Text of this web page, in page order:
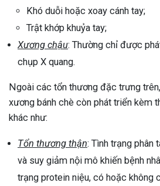
Khó duỗi hoặc xoay cánh tay;
Trật khớp khuỷa tay;
Xương chậu: Thường chỉ được
chụp X quang.
Ngoài các tổn thương đặc trưng
xương bánh chè còn phát triển kèm
khác như:
Tổn thương thận: Tình trạng phân
và suy giảm nội mô khiến bệnh
trạng protein niệu, có hoặc không